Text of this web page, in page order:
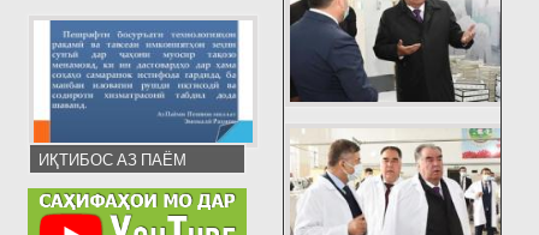
ИҚТИБОС АЗ ПАЁМ